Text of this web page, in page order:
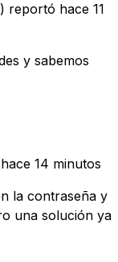
reportó hace 11
y sabemos
hace 14 minutos
la contraseña y
una solución ya